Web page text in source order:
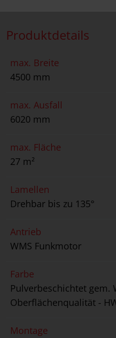
Produktdetails
max. Breite
4500 mm
max. Ausfall
6020 mm
max. Fläche
27 m²
Lamellen
Drehbar bis zu 135°
Antrieb
WMS Funkmotor
Farbe
Pulverbeschichtet gem.
Oberflächenqualität -
Montage